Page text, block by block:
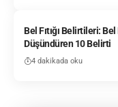
Bel Fıtığı Belirtileri: Bel
Düşündüren 10 Belirti
4 dakikada oku